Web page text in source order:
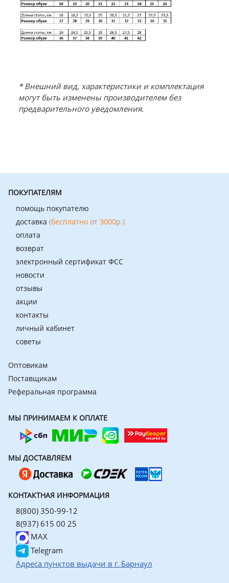
* Внешний вид, характеристики и комплектация
могут быть изменены производителем без
предварительного уведомления.
ПОКУПАТЕЛЯМ
помощь покупателю
доставка (бесплатно от 3000р.)
оплата
возврат
электронный сертификат ФСС
новости
отзывы
акции
контакты
личный кабинет
советы
Оптовикам
Поставщикам
Реферальная программа
МЫ ПРИНИМАЕМ К ОПЛАТЕ
МЫ ДОСТАВЛЯЕМ
КОНТАКТНАЯ ИНФОРМАЦИЯ
8(800) 350-99-12
8(937) 615 00 25
MAX
Telegram
Адреса пунктов выдачи в г. Барнаул